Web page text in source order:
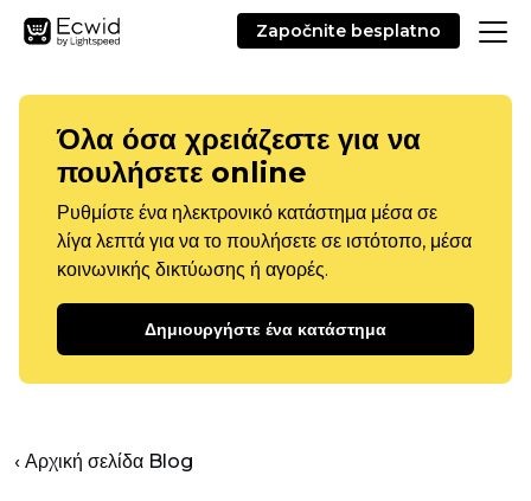
Započnite besplatno
Όλα όσα χρειάζεστε για να
πουλήσετε online
Ρυθμίστε ένα ηλεκτρονικό κατάστημα μέσα σε
λίγα λεπτά για να το πουλήσετε σε ιστότοπο, μέσα
κοινωνικής δικτύωσης ή αγορές.
Δημιουργήστε ένα κατάστημα
‹ Αρχική σελίδα Blog